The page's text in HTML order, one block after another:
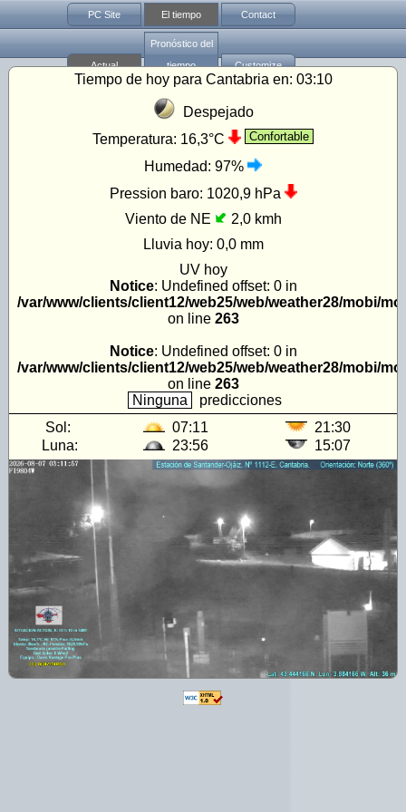
PC Site El tiempo Contact
Actual
Pronóstico del
tiempo
Customize
Tiempo de hoy para Cantabria en: 03:10
Despejado
Temperatura: 16,3°C Confortable
Humedad: 97%
Pression baro: 1020,9 hPa
Viento de NE
2,0 kmh
Lluvia hoy: 0,0 mm
UV hoy
Notice: Undefined offset: 0 in
/var/www/clients/client12/web25/web/weather28/mobi/
on line 263
Notice: Undefined offset: 0 in
/var/www/clients/client12/web25/web/weather28/mobi/
on line 263
Ninguna
predicciones
Sol:
07:11
21:30
Luna:
23:56 15:07